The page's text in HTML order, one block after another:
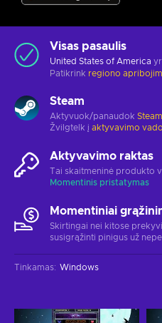
Visas pasaulis
United States of America
Patikrink regiono
Steam
Aktyvuok/panaudok Steam
Žvilgtelk į aktyvavimo
Aktyvavimo raktas
Tai skaitmeninė produkto
Momentinis pristatymas
Momentiniai
Skirtingai nei kitose
susigrąžinti pinigus už
Tinkamas: Windows